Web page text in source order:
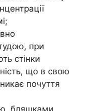
при
стінки
що в свою
почуття